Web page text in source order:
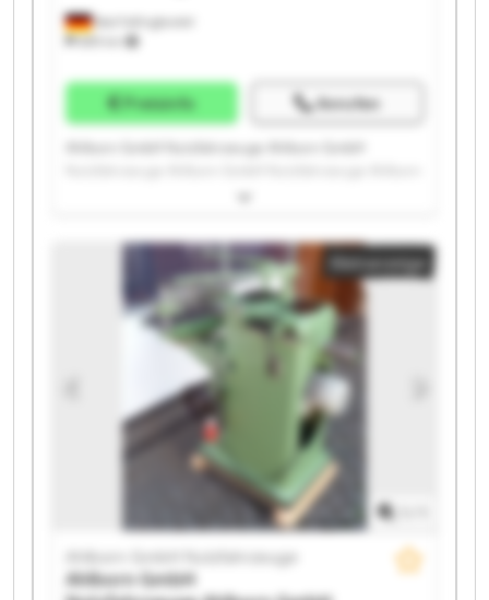
Bad Fallingbostel
689 km
Preisinfo Anrufen
Ahlborn GmbH Nutzfahrzeuge Ahlborn GmbH
GmbH Nutzfahrzeuge Ahlborn GmbH Nutzfahrzeuge
Nutzfahrzeuge Ahlborn GmbH Nutzfahrzeuge Ahlborn
GmbH Nutzfahrzeuge Ahlborn GmbH Nutzfahrzeuge
Ahlborn GmbH Nutzfahrzeuge Ahlborn GmbH
Nutzfahrzeuge Ahlborn GmbH Nutzfahrzeuge Ahlborn
GmbH Nutzfahrzeuge Ahlborn GmbH Nutzfahrzeuge
Ahlborn GmbH Nutzfahrzeuge Ahlborn GmbH
Nutzfahrzeuge Ahlborn GmbH Nutzfahrzeuge Ahlborn
GmbH Nutzfahrzeuge Ahlborn GmbH Nutzfahrzeuge
Kleinanzeige
Ahlborn GmbH Nutzfahrzeuge
Ahlborn GmbH